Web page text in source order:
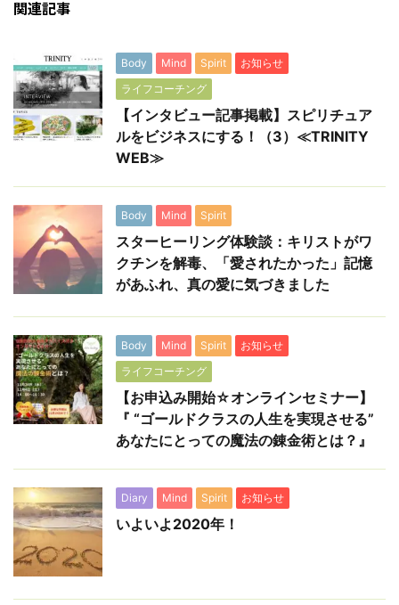
関連記事
Body Mind Spirit
お知らせ
ライフコーチング
【インタビュー記事掲載】スピリチュア
ルをビジネスにする！（3）≪TRINITY
WEB≫
Body Mind Spirit
スターヒーリング体験談：キリストがワ
クチンを解毒、「愛されたかった」記憶
があふれ、真の愛に気づきました
Body Mind Spirit
お知らせ
ライフコーチング
【お申込み開始☆オンラインセミナー】
『 “ゴールドクラスの人生を実現させる”
あなたにとっての魔法の錬金術とは？』
Diary Mind Spirit お知らせ
いよいよ2020年！